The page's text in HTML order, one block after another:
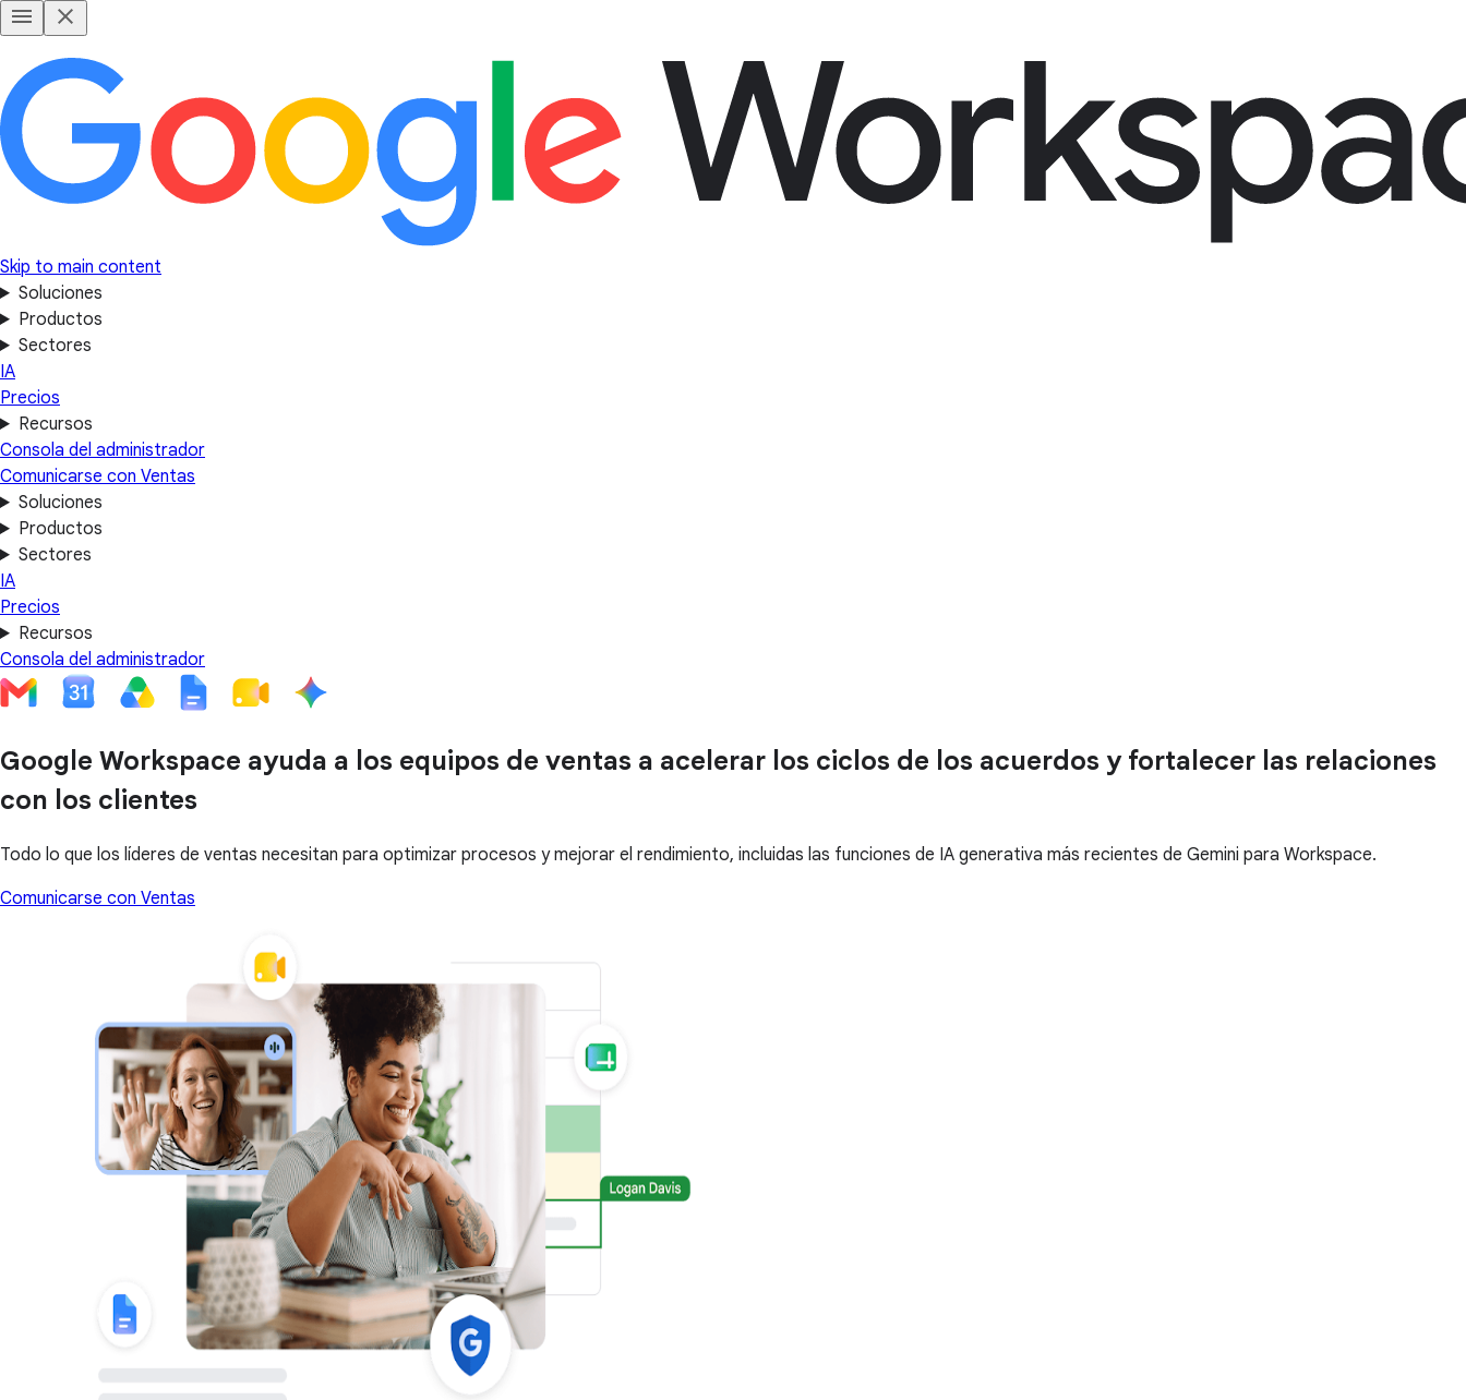
Skip to main content
Soluciones
Productos
Sectores
IA
Precios
Recursos
Consola del administrador
Comunicarse con Ventas
Soluciones
Productos
Sectores
IA
Precios
Recursos
Consola del administrador
Google Workspace ayuda a los equipos de ventas a acelerar los ciclos de los acuerdos y fortalecer las relaciones
con los clientes
Todo lo que los líderes de ventas necesitan para optimizar procesos y mejorar el rendimiento, incluidas las funciones de IA generativa más recientes de Gemini para Workspace.
Comunicarse con Ventas